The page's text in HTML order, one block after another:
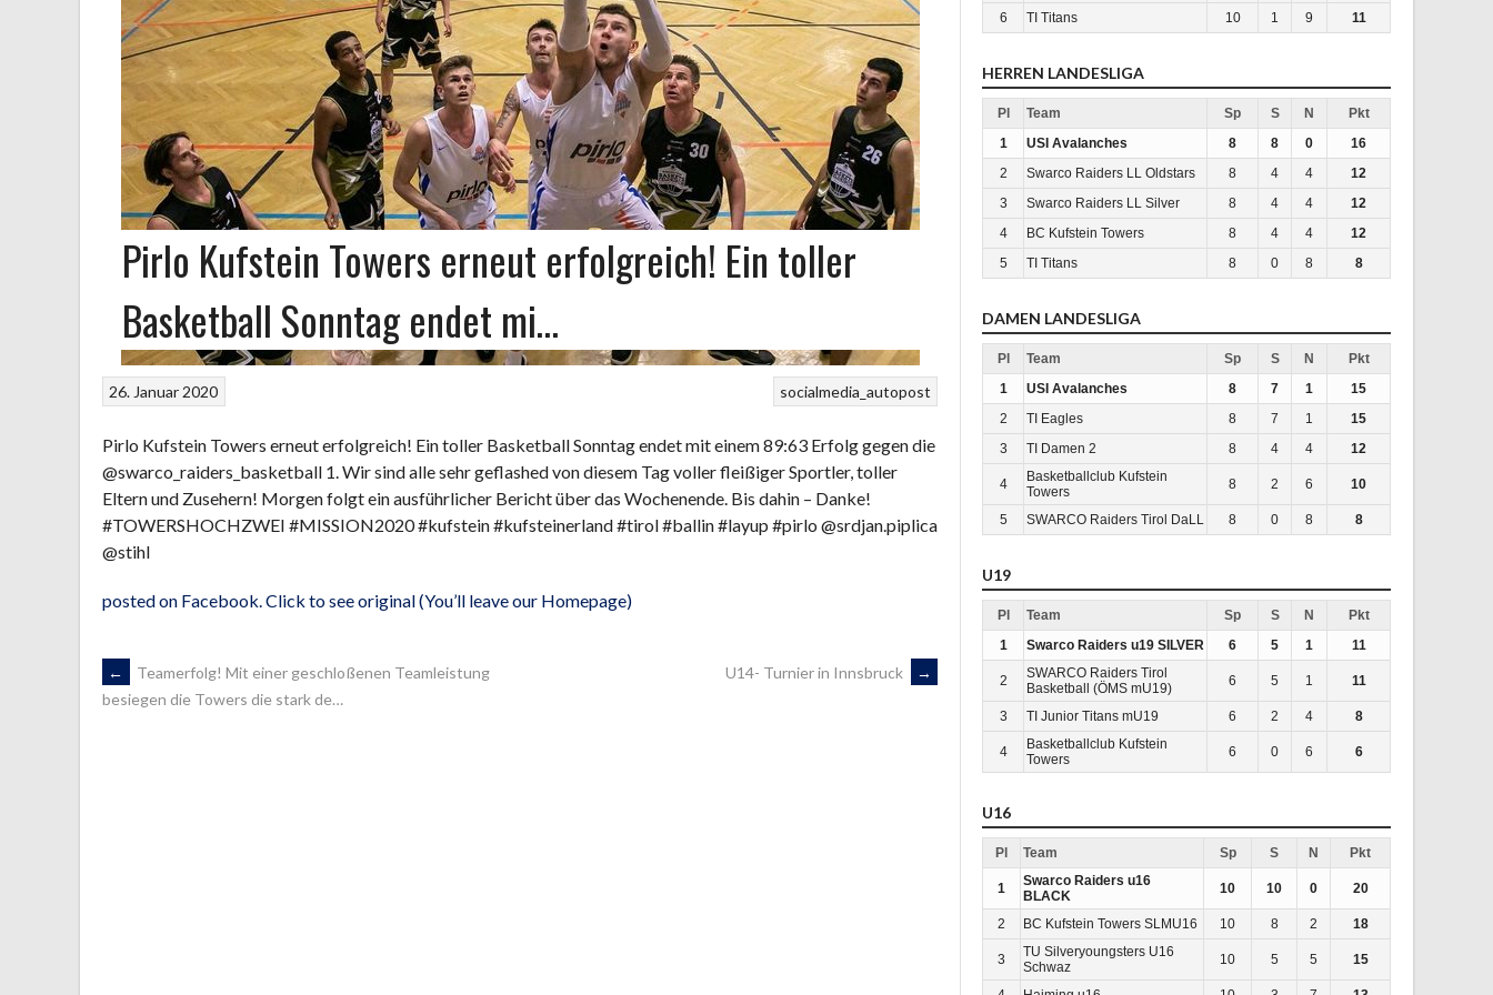
Pirlo Kufstein Towers erneut erfolgreich! Ein toller
Basketball Sonntag endet mi…
socialmedia_autopost
26. Januar 2020
Pirlo Kufstein Towers erneut erfolgreich! Ein toller Basketball Sonntag endet mit einem 89:63 Erfolg gegen die
@swarco_raiders_basketball 1. Wir sind alle sehr geflashed von diesem Tag voller fleißiger Sportler, toller
Eltern und Zusehern! Morgen folgt ein ausführlicher Bericht über das Wochenende. Bis dahin – Danke!
#TOWERSHOCHZWEI #MISSION2020 #kufstein #kufsteinerland #tirol #ballin #layup #pirlo @srdjan.piplica
@stihl
posted on Facebook. Click to see original (You’ll leave our Homepage)
ARTIKEL-
←
Teamerfolg! Mit einer geschloßenen Teamleistung
besiegen die Towers die stark de…
U14- Turnier in Innsbruck →
6
TI Titans 10 1 9 11
HERREN LANDESLIGA
Pl Team Sp S N
Pkt
1
USI Avalanches 8 8 0
16
2
Swarco Raiders LL Oldstars 8 4 4
12
3
Swarco Raiders LL Silver 8 4 4
12
4
BC Kufstein Towers 8 4 4
12
5
TI Titans 8 0 8 8
DAMEN LANDESLIGA
Pl Team Sp S N
Pkt
1
USI Avalanches 8 7 1
15
2
TI Eagles 8 7 1
15
3
TI Damen 2 8 4 4 12
4
Basketballclub Kufstein
Towers
8 2 6 10
5 SWARCO Raiders Tirol DaLL 8 0 8 8
U19
Pl Team Sp S N
Pkt
1
Swarco Raiders u19 SILVER 6 5 1 11
2
SWARCO Raiders Tirol
Basketball (ÖMS mU19)
6 5 1 11
3 TI Junior Titans mU19 6 2 4 8
4
Basketballclub Kufstein
Towers
6 0 6 6
U16
Pl Team Sp S N Pkt
1
Swarco Raiders u16
BLACK
10 10 0 20
2 BC Kufstein Towers SLMU16 10 8 2 18
3
TU Silveryoungsters U16
Schwaz
10 5 5 15